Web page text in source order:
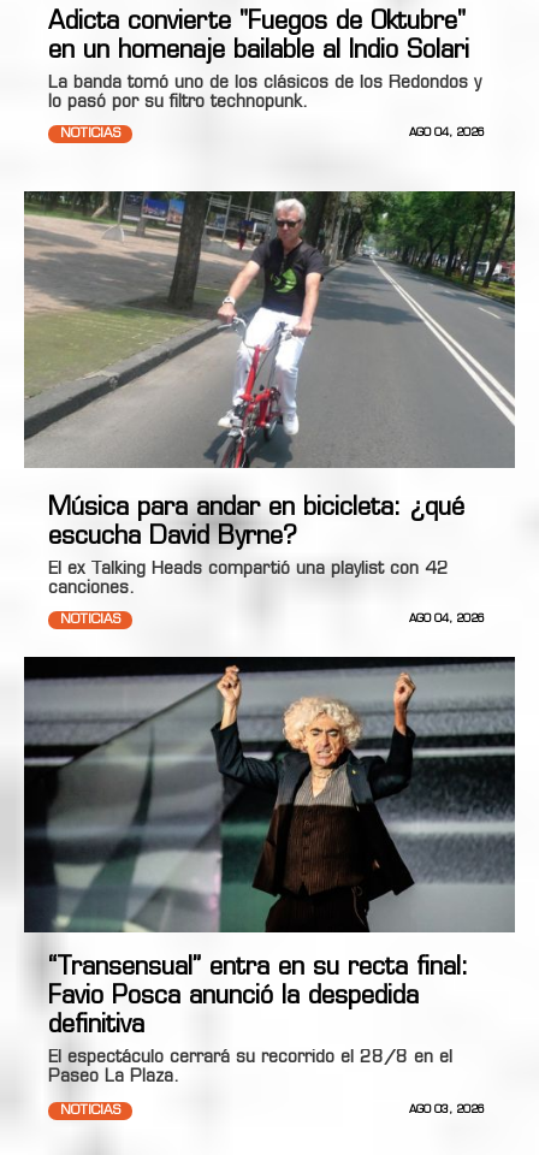
Adicta convierte "Fuegos de Oktubre"
en un homenaje bailable al Indio Solari
La banda tomó uno de los clásicos de los Redondos y
lo pasó por su filtro technopunk.
NOTICIAS AGO 04, 2026
Música para andar en bicicleta: ¿qué
escucha David Byrne?
El ex Talking Heads compartió una playlist con 42
canciones.
NOTICIAS AGO 04, 2026
“Transensual” entra en su recta final:
Favio Posca anunció la despedida
definitiva
El espectáculo cerrará su recorrido el 28/8 en el
Paseo La Plaza.
NOTICIAS AGO 03, 2026